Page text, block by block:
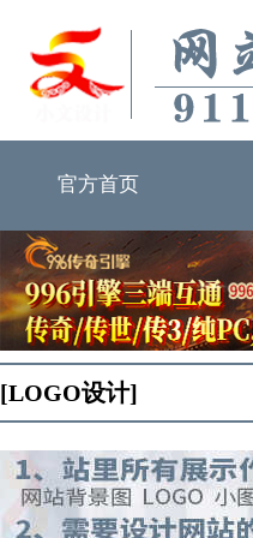
官方首页
[LOGO设计]